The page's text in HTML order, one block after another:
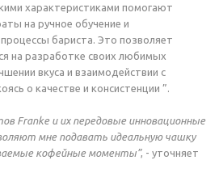
характеристиками помогают
на ручное обучение и
бариста. Это позволяет
на разработке своих любимых
вкуса и взаимодействии с
о качестве и консистенции ”.
Franke и их передовые инновационные
мне подавать идеальную чашку
кофейные моменты”, - уточняет